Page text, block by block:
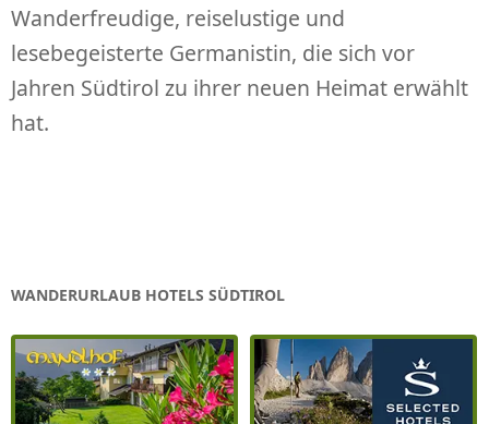
R
N
G
Wanderfreudige, reiselustige und
lesebegeisterte Germanistin, die sich vor
Jahren Südtirol zu ihrer neuen Heimat erwählt
hat.
WANDERURLAUB HOTELS SÜDTIROL